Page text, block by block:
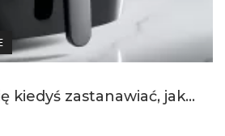
kiedyś zastanawiać, jak...